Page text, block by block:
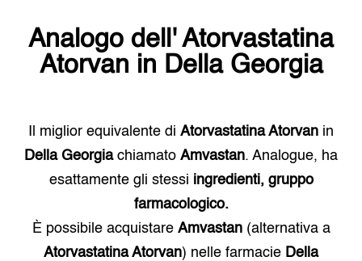
Analogo dell'Atorvastatina
Atorvan in Della Georgia
Il miglior equivalente di Atorvastatina Atorvan in
Della Georgiachiamato Amvastan. Analogue, ha
esattamente gli stessi ingredienti, gruppo
farmacologico.
È possibile acquistare Amvastan(alternativa a
Atorvastatina Atorvan) nelle farmacie Della